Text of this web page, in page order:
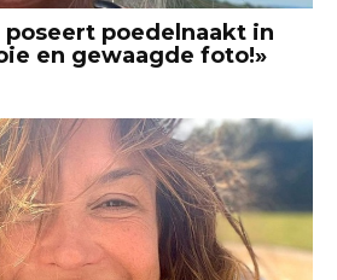
poseert poedelnaakt in
en gewaagde foto!»